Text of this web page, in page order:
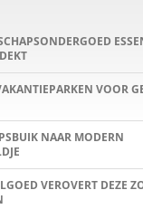
VOOR
NAAR MODERN
VEROVERT DEZE